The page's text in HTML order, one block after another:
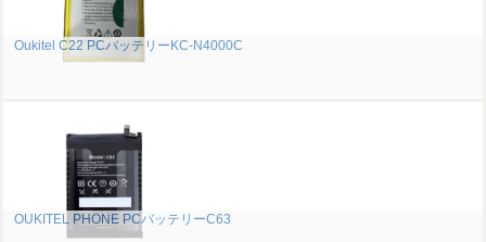
Oukitel C22 PCバッテリーKC-N4000C
OUKITEL PHONE PCバッテリーC63